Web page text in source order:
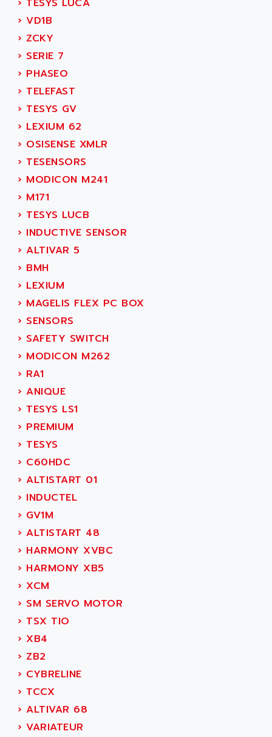
SMC 600
SMC50 / SMC600
SMC 25 et SMC 35
SMC25 et SMC35
SMC25
SMC
PB80
PB400
WS SERIES
PB200
TSX COMPACT
984 SERIE
SIMODRIVE
TSX21
C350
15N
PB15
C200
SMC500
SMC200 / 500
PLC-5
SYSMAC
SERVO MOTOR
PERMANENT MAGNET MOTOR
BPH
MASAP
BSM SERIE
SIMODRIVE 210
SIMODRIVE 610
SIMODRIVE 650
SIMOREG
SINUMERIK 800
SINUMERIK 810
PREMIUM
PREVENTA
PCMCIA CARD
TFTX
SIMATIC S7-300
TDM
› TESYS LUCA
› VD1B
› ZCKY
› SERIE 7
› PHASEO
› TELEFAST
› TESYS GV
› LEXIUM 62
› OSISENSE XMLR
› TESENSORS
› MODICON M241
› M171
› TESYS LUCB
› INDUCTIVE SENSOR
› ALTIVAR 5
› BMH
› LEXIUM
› MAGELIS FLEX PC BOX
› SENSORS
› SAFETY SWITCH
› MODICON M262
› RA1
› ANIQUE
› TESYS LS1
› PREMIUM
› TESYS
› C60HDC
› ALTISTART 01
› INDUCTEL
› GV1M
› ALTISTART 48
› HARMONY XVBC
› HARMONY XB5
› XCM
› SM SERVO MOTOR
› TSX TIO
› XB4
› ZB2
› CYBRELINE
› TCCX
› ALTIVAR 68
› VARIATEUR